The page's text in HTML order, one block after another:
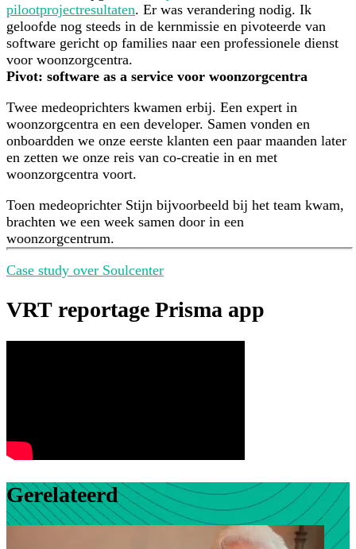
pilootprojectresultaten. Er was verandering nodig. Ik
geloofde nog steeds in de kernmissie en pivoteerde van
software gericht op families naar een professionele dienst
voor woonzorgcentra.
Pivot: software as a service voor woonzorgcentra
Twee medeoprichters kwamen erbij. Een expert in
woonzorgcentra en een developer. Samen vonden en
onboardden we onze eerste klanten een paar maanden later
en zetten we onze reis van co-creatie in en met
woonzorgcentra voort.
Toen medeoprichter Stijn bijvoorbeeld bij het team kwam,
brachten we een week samen door in een
woonzorgcentrum.
Case study over Soulcenter
VRT reportage Prisma app
Gerelateerd